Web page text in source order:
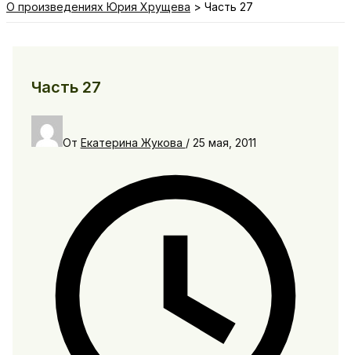
О произведениях Юрия Хрущева
Часть 27
Часть 27
От Екатерина Жукова / 25 мая, 2011